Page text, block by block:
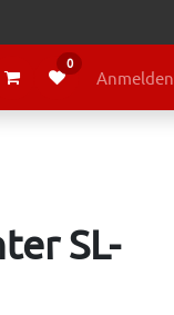
0
Anmelden
SL-